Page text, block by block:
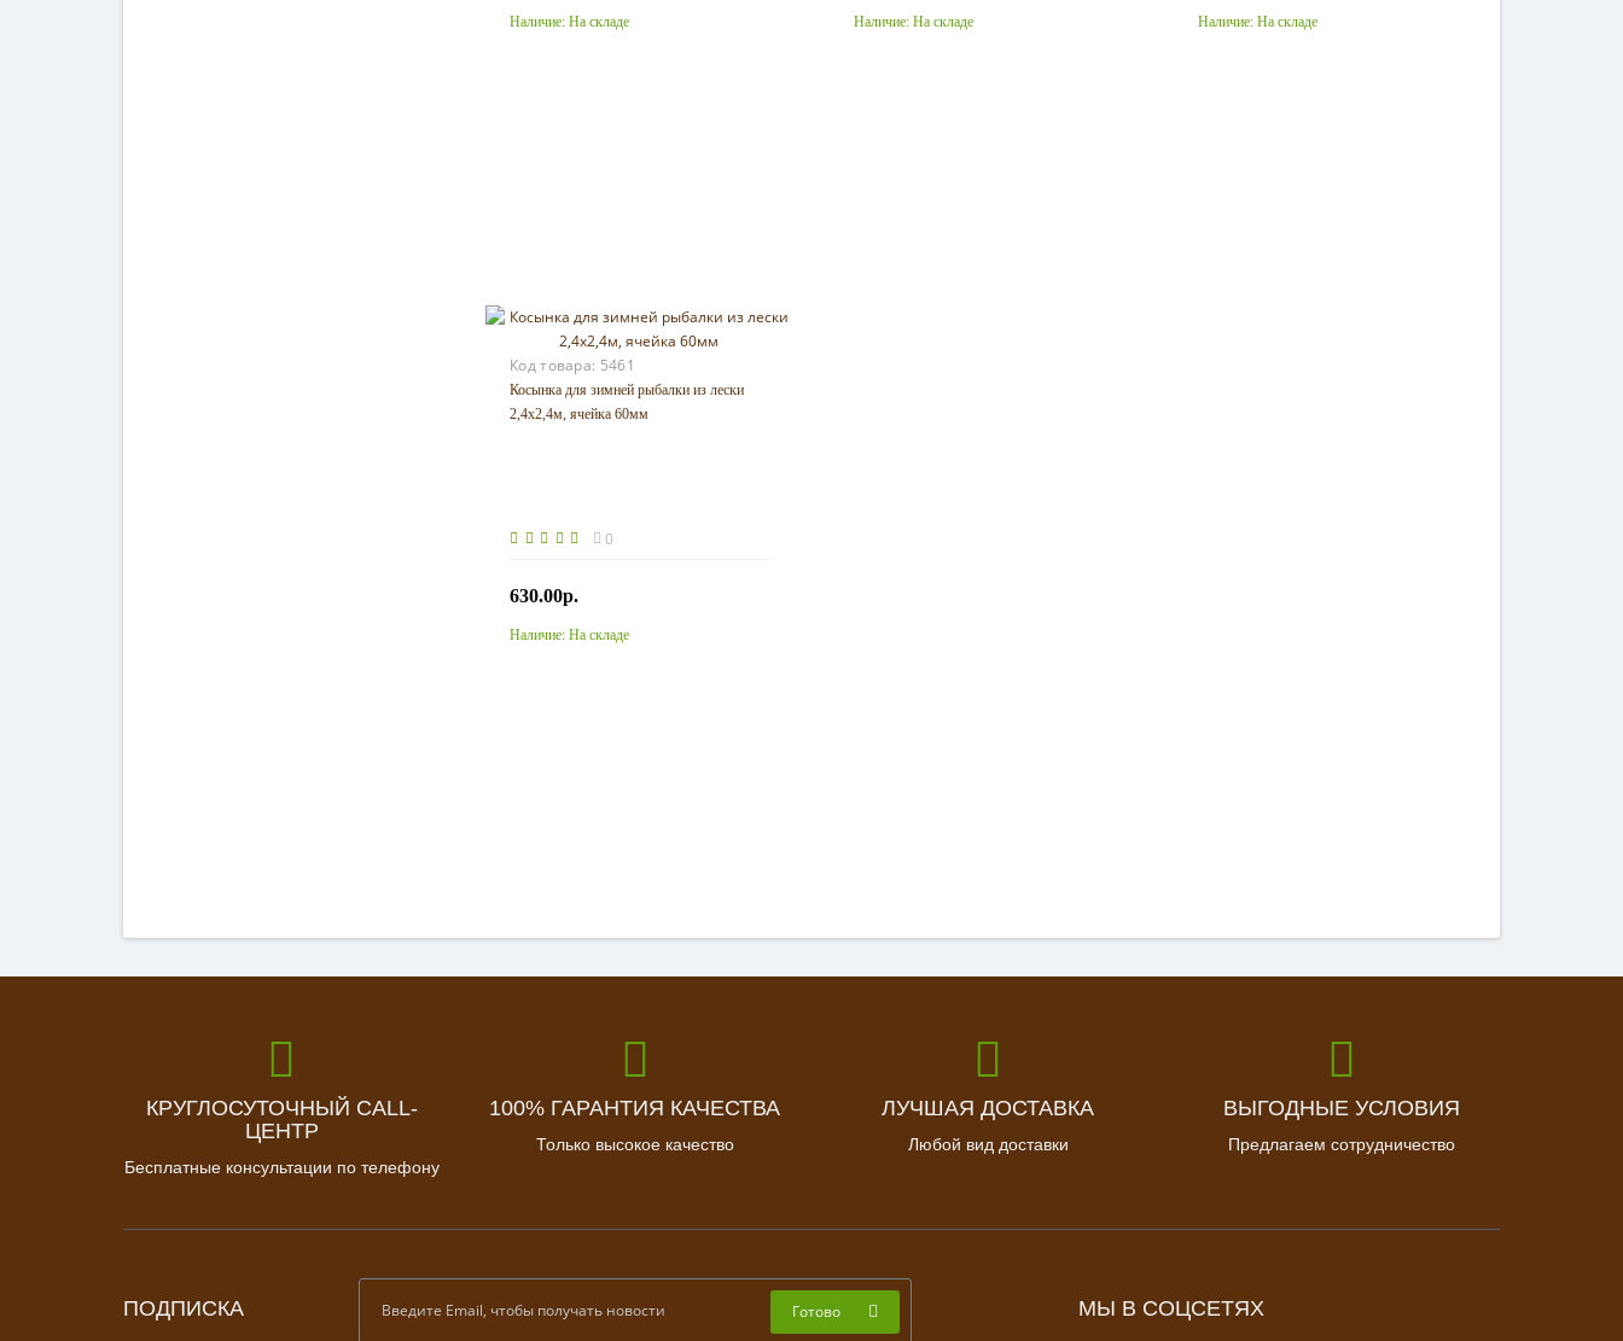
Купить
Наличие: На складе Купить
Наличие: На складе Купить
Наличие: На складе
Код товара: 5461
Косынка для зимней рыбалки из лески
2,4х2,4м, ячейка 60мм
0
630.00р.
Купить
Наличие: На складе
КРУГЛОСУТОЧНЫЙ CALL-
ЦЕНТР
Бесплатные консультации по телефону
100% ГАРАНТИЯ КАЧЕСТВА
Только высокое качество
ЛУЧШАЯ ДОСТАВКА
Любой вид доставки
ВЫГОДНЫЕ УСЛОВИЯ
Предлагаем сотрудничество
ПОДПИСКА Готово МЫ В СОЦСЕТЯХ